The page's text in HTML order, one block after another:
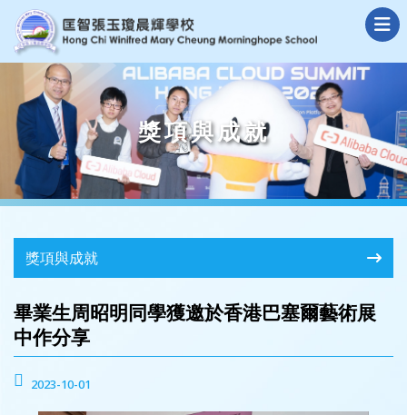
獎項與成就
獎項與成就
畢業生周昭明同學獲邀於香港巴塞爾藝術展
中作分享
2023-10-01